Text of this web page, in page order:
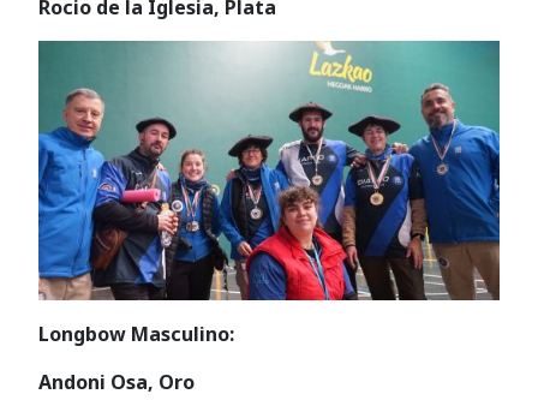
Rocio de la Iglesia, Plata
Longbow Masculino:
Andoni Osa, Oro